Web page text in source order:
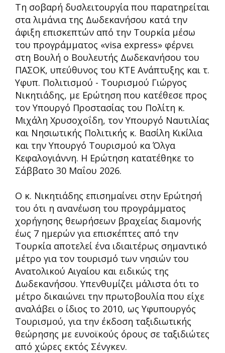
Τη σοβαρή δυσλειτουργία που παρατηρείται
στα λιμάνια της Δωδεκανήσου κατά την
άφιξη επισκεπτών από την Τουρκία μέσω
του προγράμματος «visa express» φέρνει
στη Βουλή ο Βουλευτής Δωδεκανήσου του
ΠΑΣΟΚ, υπεύθυνος του ΚΤΕ Ανάπτυξης και τ.
Υφυπ. Πολιτισμού - Τουρισμού Γιώργος
Νικητιάδης, με Ερώτηση που κατέθεσε προς
τον Υπουργό Προστασίας του Πολίτη κ.
Μιχάλη Χρυσοχοΐδη, τον Υπουργό Ναυτιλίας
και Νησιωτικής Πολιτικής κ. Βασίλη Κικίλια
και την Υπουργό Τουρισμού κα Όλγα
Κεφαλογιάννη. Η Ερώτηση κατατέθηκε το
Σάββατο 30 Μαΐου 2026.
Ο κ. Νικητιάδης επισημαίνει στην Ερώτησή
του ότι η ανανέωση του προγράμματος
χορήγησης θεωρήσεων βραχείας διαμονής
έως 7 ημερών για επισκέπτες από την
Τουρκία αποτελεί ένα ιδιαιτέρως σημαντικό
μέτρο για τον τουρισμό των νησιών του
Ανατολικού Αιγαίου και ειδικώς της
Δωδεκανήσου. Υπενθυμίζει μάλιστα ότι το
μέτρο δικαιώνει την πρωτοβουλία που είχε
αναλάβει ο ίδιος το 2010, ως Υφυπουργός
Τουρισμού, για την έκδοση ταξιδιωτικής
θεώρησης με ευνοϊκούς όρους σε ταξιδιώτες
από χώρες εκτός Σένγκεν.